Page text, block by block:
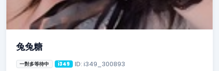
兔兔糖
一對多等待中 i349 ID: i349_300893